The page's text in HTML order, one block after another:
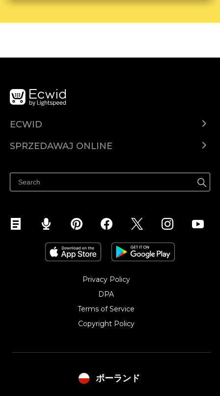
ECWID
Cena
SPRZEDAWAJ ONLINE
Sprzedawaj na Facebooku
Sprzedawaj na Instagramie
Privacy Policy
DPA
Terms of Service
Copyright Policy‎
ポーランド